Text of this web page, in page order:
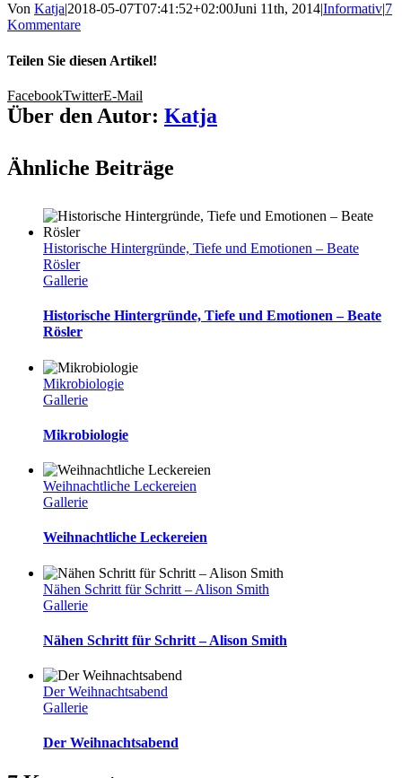
Von Katja|2018-05-07T07:41:52+02:00Juni 11th, 2014|Informativ|7
Kommentare
Teilen Sie diesen Artikel!
FacebookTwitterE-Mail
Über den Autor: Katja
Ähnliche Beiträge
Historische Hintergründe, Tiefe und Emotionen – Beate
Rösler
Gallerie
Historische Hintergründe, Tiefe und Emotionen – Beate
Rösler
Mikrobiologie
Gallerie
Mikrobiologie
Weihnachtliche Leckereien
Gallerie
Weihnachtliche Leckereien
Nähen Schritt für Schritt – Alison Smith
Gallerie
Nähen Schritt für Schritt – Alison Smith
Der Weihnachtsabend
Gallerie
Der Weihnachtsabend